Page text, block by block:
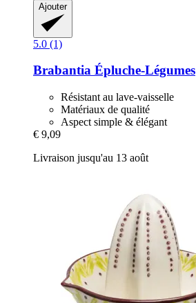
Ajouter
5.0 (1)
Brabantia Épluche-​Légumes
Résistant au lave-vaisselle
Matériaux de qualité
Aspect simple & élégant
€ 9,09
Livraison jusqu'au 13 août